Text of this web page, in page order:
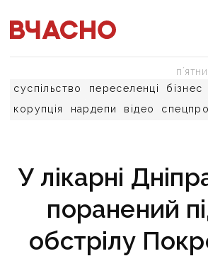
суспільство переселенці бізнес
корупція
нардепи відео
У лікарні
поранений
обстрілу